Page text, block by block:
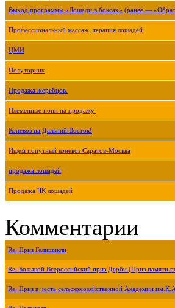
Выход программы «Лошади в боксах» (ранее —
Профессиональный массаж, терапия лошадей
ЦМИ
Полуторник
Продажа жеребцов.
Племенные пони на продажу.
Коневоз на Дальний Восток!
Ищем попутный коневоз Саратов-Москва
продажа лошадей
Продажа ЧК лошадей
Комментарии
Re: Приз Гелишикли
Re: Большой Всероссийский приз Дерби (Приз памяти
Re: Приз в честь сельскохозяйственной Академии